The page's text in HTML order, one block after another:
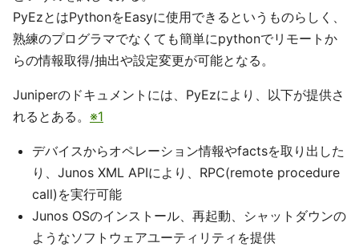
PyEzとはPythonをEasyに使用できるというものらしく、
熟練のプログラマでなくても簡単にpythonでリモートか
らの情報取得/抽出や設定変更が可能となる。
Juniperのドキュメントには、PyEzにより、以下が提供さ
れるとある。 ※1
デバイスからオペレーション情報やfactsを取り出した
り、Junos XML APIにより、RPC(remote procedure
call)を実行可能
Junos OSのインストール、再起動、シャットダウンの
ようなソフトウェアユーティリティを提供